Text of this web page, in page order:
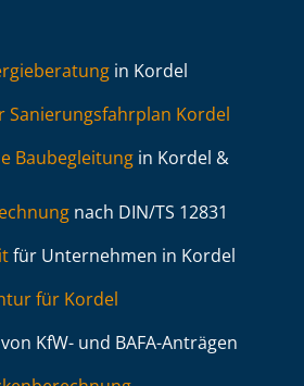
in Kordel
Sa­nie­rungs­fahr­plan Kordel
Baubegleitung in Kordel &
nach DIN/TS 12831
für Unternehmen in Kordel
für Kordel
KfW- und BAFA-Anträgen